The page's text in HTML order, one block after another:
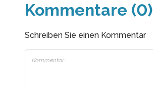
Kommentare (0)
Schreiben Sie einen Kommentar